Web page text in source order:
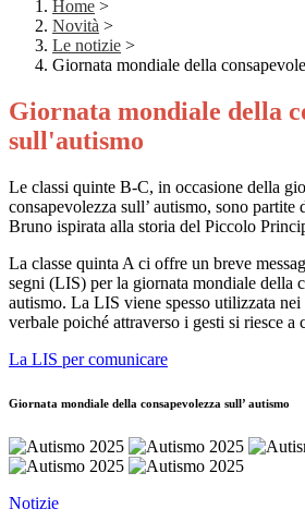
Home >
Novità >
Le notizie >
Giornata mondiale della
Giornata mondiale della
sull'autismo
Le classi quinte B-C, in occasione della
consapevolezza sull’ autismo, sono partite
Bruno ispirata alla storia del Piccolo
La classe quinta A ci offre un breve
segni (LIS) per la giornata mondiale della
autismo. La LIS viene spesso utilizzata
verbale poiché attraverso i gesti si riesce a
La LIS per comunicare
Giornata mondiale della consapevolezza sull’ autismo
Notizie